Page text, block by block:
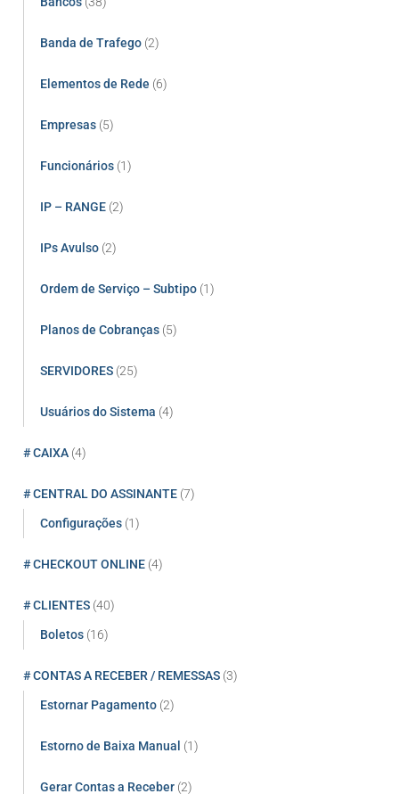
Banda de Trafego (2)
Elementos de Rede (6)
Empresas (5)
Funcionários (1)
IP – RANGE (2)
IPs Avulso (2)
Ordem de Serviço – Subtipo (1)
Planos de Cobranças (5)
SERVIDORES (25)
Usuários do Sistema (4)
# CAIXA (4)
# CENTRAL DO ASSINANTE (7)
Configurações (1)
# CHECKOUT ONLINE (4)
# CLIENTES (40)
Boletos (16)
# CONTAS A RECEBER / REMESSAS (3)
Estornar Pagamento (2)
Estorno de Baixa Manual (1)
Gerar Contas a Receber (2)